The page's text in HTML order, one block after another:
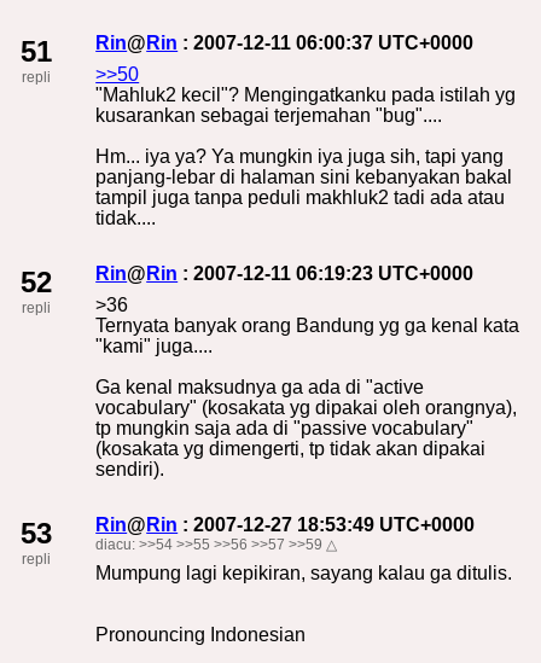
51
repli
Rin@ Rin : 2007-12-11 06:00:37 UTC+0000
>>50
"Mahluk2 kecil"? Mengingatkanku pada istilah yg
kusarankan sebagai terjemahan "bug"....
Hm... iya ya? Ya mungkin iya juga sih, tapi yang
panjang-lebar di halaman sini kebanyakan bakal
tampil juga tanpa peduli makhluk2 tadi ada atau
tidak....
52
repli
Rin@ Rin : 2007-12-11 06:19:23 UTC+0000
>36
Ternyata banyak orang Bandung yg ga kenal kata
"kami" juga....
Ga kenal maksudnya ga ada di "active
vocabulary" (kosakata yg dipakai oleh orangnya),
tp mungkin saja ada di "passive vocabulary"
(kosakata yg dimengerti, tp tidak akan dipakai
sendiri).
53
repli
Rin@ Rin : 2007-12-27 18:53:49 UTC+0000
diacu:>>54 >>55 >>56 >>57 >>59 △
Mumpung lagi kepikiran, sayang kalau ga ditulis.
Pronouncing Indonesian